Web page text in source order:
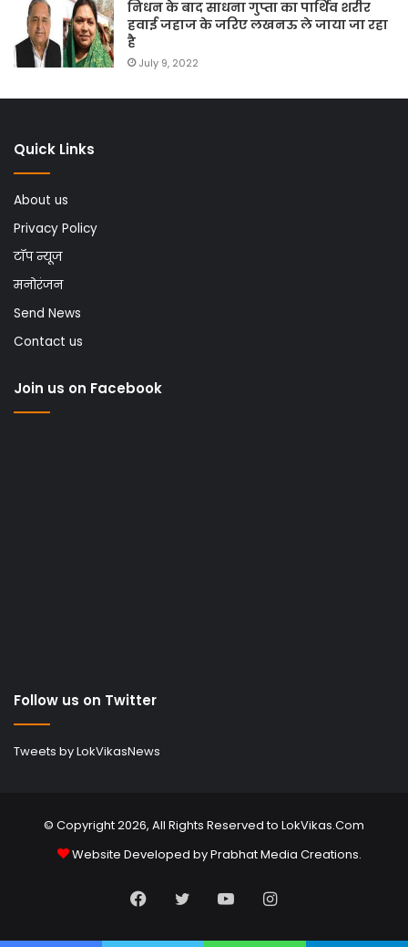
निधन के बाद साधना गुप्ता का पार्थिव शरीर
हवाई जहाज के जरिए लखनऊ ले जाया जा रहा
है
July 9, 2022
Quick Links
About us
Privacy Policy
टॉप न्यूज
मनोरंजन
Send News
Contact us
Join us on Facebook
Follow us on Twitter
Tweets by LokVikasNews
© Copyright 2026, All Rights Reserved to LokVikas.Com
Website Developed byPrabhat Media Creations.
Facebook
TwitterYouTubeInstagram